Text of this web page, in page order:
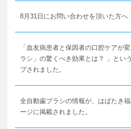
8月31日にお問い合わせを頂いた方へ
「血友病患者と保因者の口腔ケアが
ラシ」の驚くべき効果とは？ 」とい
プされました。
全自動歯ブラシの情報が、はばたき
ージに掲載されました。